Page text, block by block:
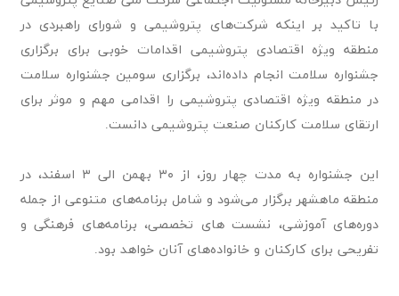
با تاکید بر اینکه شرکت‌های پتروشیمی و شورای راهبردی در
منطقه ویژه اقتصادی پتروشیمی اقدامات خوبی برای برگزاری
جشنواره سلامت انجام داده‌اند، برگزاری سومین جشنواره سلامت
در منطقه ویژه اقتصادی پتروشیمی را اقدامی مهم و موثر برای
ارتقای سلامت کارکنان صنعت پتروشیمی دانست.
این جشنواره به مدت چهار روز، از ۳۰ بهمن الی ۳ اسفند، در
منطقه ماهشهر برگزار می‌شود و شامل برنامه‌های متنوعی از جمله
دوره‌های آموزشی، نشست های تخصصی، برنامه‌های فرهنگی و
تفریحی برای کارکنان و خانواده‌های آنان خواهد بود.